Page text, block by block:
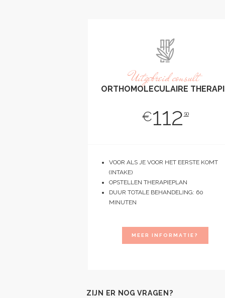
Uitgebreid consult
ORTHOMOLECULAIRE
€112 50
VOOR ALS JE VOOR HET EERSTE KOMT
(INTAKE)
OPSTELLEN THERAPIEPLAN
DUUR TOTALE BEHANDELING: 60
MINUTEN
MEER INFORMATIE?
ZIJN ER NOG VRAGEN?